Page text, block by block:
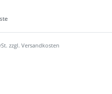
zzgl.Versandkosten